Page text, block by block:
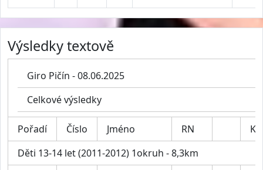
Výsledky textově
Giro Pičín - 08.06.2025
Celkové výsledky
Pořadí Číslo Jméno RN
Děti 13-14 let (2011-2012) 1okruh - 8,3km